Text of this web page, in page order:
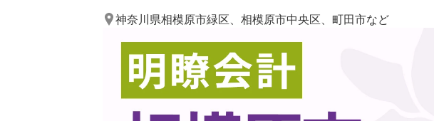
神奈川県相模原市緑区、 相模原市中央区、 町田市など